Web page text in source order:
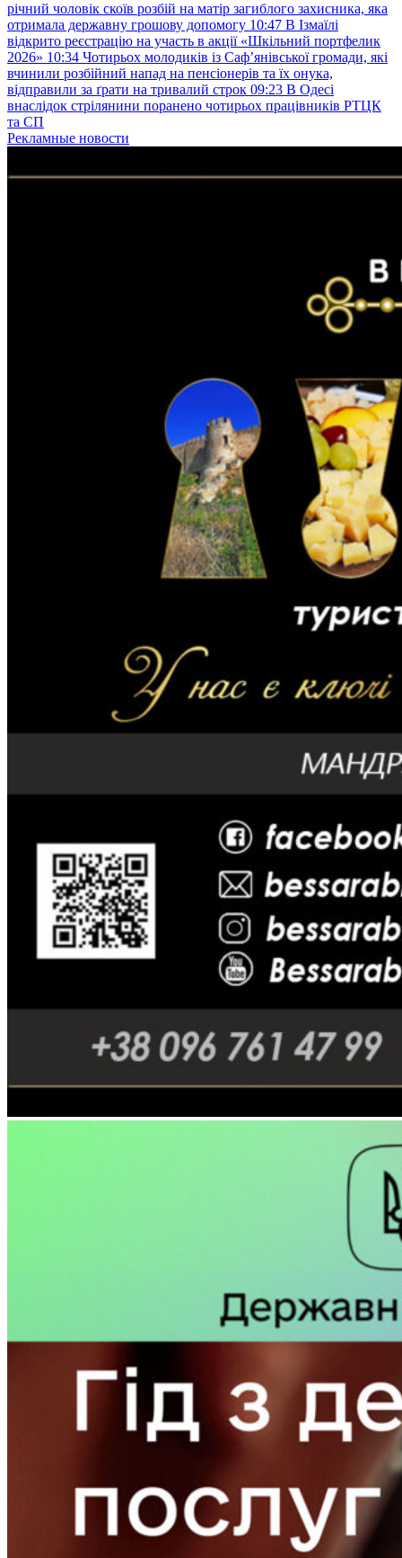
річний чоловік скоїв розбій на матір загиблого захисника, яка
отримала державну грошову допомогу 10:47 В Ізмаїлі
відкрито реєстрацію на участь в акції «Шкільний портфелик
2026» 10:34 Чотирьох молодиків із Саф’янівської громади, які
вчинили розбійний напад на пенсіонерів та їх онука,
відправили за ґрати на тривалий строк 09:23 В Одесі
внаслідок стрілянини поранено чотирьох працівників РТЦК
та СП
Рекламные новости